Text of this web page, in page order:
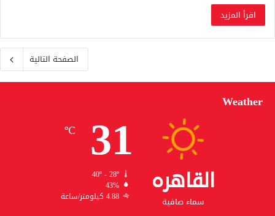
اقرأ المزيد
الصفحة التالية
Weather
القاهره
سماء صافية
31
℃
40º - 28º
43%
4.88 كيلومتر/ساعة